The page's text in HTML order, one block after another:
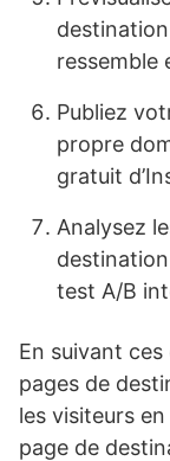
destination
ressemble
Publiez
propre
gratuit
Analysez
test A/B
En suivant
pages de
les visiteurs
page de